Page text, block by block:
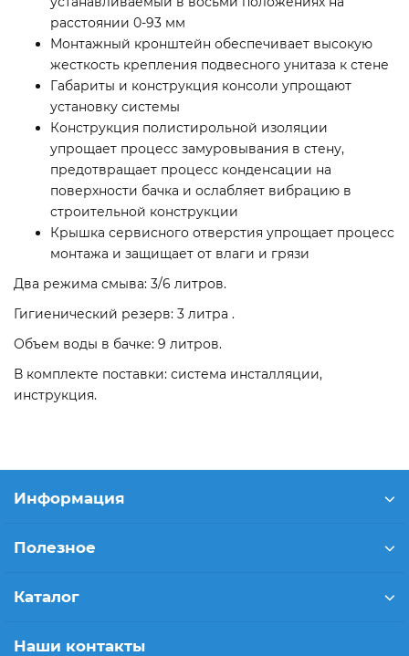
расстоянии 0-93 мм
Монтажный кронштейн обеспечивает высокую
жесткость крепления подвесного унитаза к стене
Габариты и конструкция консоли упрощают
установку системы
Конструкция полистирольной изоляции
упрощает процесс замуровывания в стену,
предотвращает процесс конденсации на
поверхности бачка и ослабляет вибрацию в
строительной конструкции
Крышка сервисного отверстия упрощает процесс
монтажа и защищает от влаги и грязи
Два режима смыва: 3/6 литров.
Гигиенический резерв: 3 литра .
Объем воды в бачке: 9 литров.
В комплекте поставки: система инсталляции,
инструкция.
Информация
Полезное
Каталог
Наши контакты